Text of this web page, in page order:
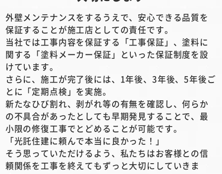
外壁メンテナンスをするうえで、安心できる品質を
保証することが施工店としての責任です。
当社では工事内容を保証する「工事保証」、塗料に
関する「塗料メーカー保証」といった保証制度を設
けています。
さらに、施工が完了後には、1年後、3年後、5年後ご
とに「定期点検」を実施。
新たなひび割れ、剥がれ等の有無を確認し、何らか
の不具合があったとしても早期発見することで、最
小限の修復工事でとどめることが可能です。
「光託住建に頼んで本当に良かった！」
そう思っていただけるよう、私たちはお客様との信
頼関係を工事を終えてもずっと大切にしていきま